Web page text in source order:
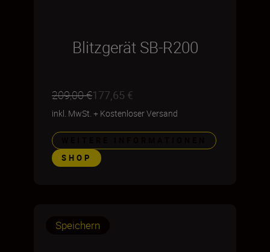
Blitzgerät SB-R200
209,00 €177,65 €
inkl. MwSt. + Kostenloser Versand
SHOP
Speichern